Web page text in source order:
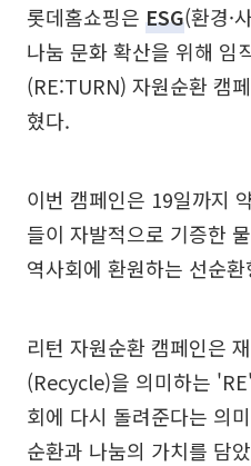
롯데홈쇼핑은 ESG(환경·
나눔 문화 확산을 위해 임
(RE:TURN) 자원순환 캠
혔다.
이번 캠페인은 19일까지
들이 자발적으로 기증한
역사회에 환원하는 선순
리턴 자원순환 캠페인은
(Recycle)을 의미하는
회에 다시 돌려준다는 의
순환과 나눔의 가치를 담